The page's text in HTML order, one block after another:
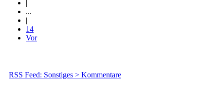
|
...
|
14
Vor
RSS Feed: Sonstiges > Kommentare